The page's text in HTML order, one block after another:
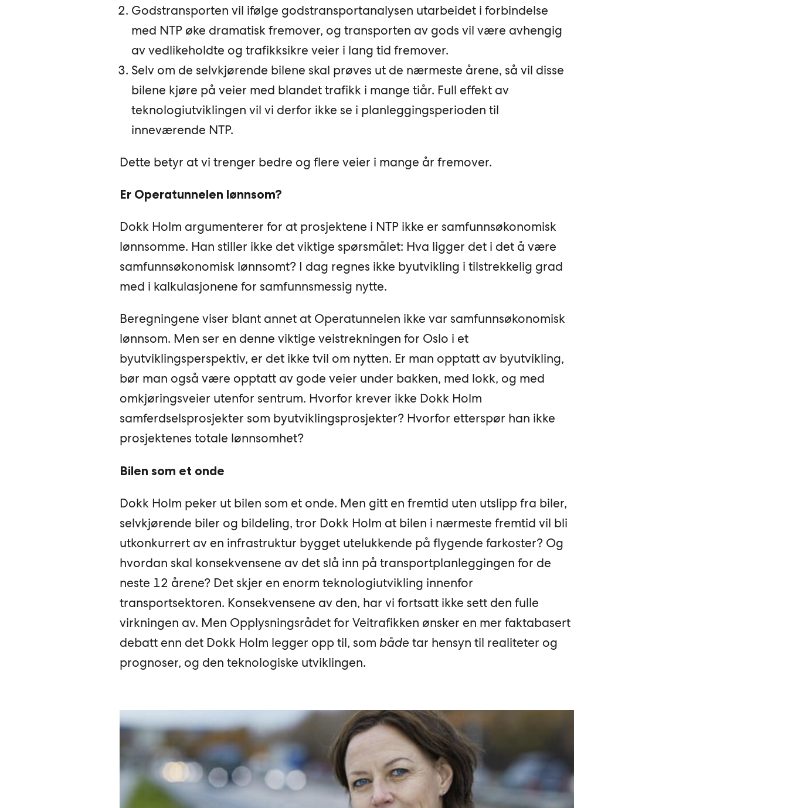
Godstransporten vil ifølge godstransportanalysen utarbeidet i forbindelse
med NTP øke dramatisk fremover, og transporten av gods vil være avhengig
av vedlikeholdte og trafikksikre veier i lang tid fremover.
Selv om de selvkjørende bilene skal prøves ut de nærmeste årene, så vil disse
bilene kjøre på veier med blandet trafikk i mange tiår. Full effekt av
teknologiutviklingen vil vi derfor ikke se i planleggingsperioden til
inneværende NTP.
Dette betyr at vi trenger bedre og flere veier i mange år fremover.
Er Operatunnelen lønnsom?
Dokk Holm argumenterer for at prosjektene i NTP ikke er samfunnsøkonomisk
lønnsomme. Han stiller ikke det viktige spørsmålet: Hva ligger det i det å være
samfunnsøkonomisk lønnsomt? I dag regnes ikke byutvikling i tilstrekkelig grad
med i kalkulasjonene for samfunnsmessig nytte.
Beregningene viser blant annet at Operatunnelen ikke var samfunnsøkonomisk
lønnsom. Men ser en denne viktige veistrekningen for Oslo i et
byutviklingsperspektiv, er det ikke tvil om nytten. Er man opptatt av byutvikling,
bør man også være opptatt av gode veier under bakken, med lokk, og med
omkjøringsveier utenfor sentrum. Hvorfor krever ikke Dokk Holm
samferdselsprosjekter som byutviklingsprosjekter? Hvorfor etterspør han ikke
prosjektenes totale lønnsomhet?
Bilen som et onde
Dokk Holm peker ut bilen som et onde. Men gitt en fremtid uten utslipp fra biler,
selvkjørende biler og bildeling, tror Dokk Holm at bilen i nærmeste fremtid vil bli
utkonkurrert av en infrastruktur bygget utelukkende på flygende farkoster? Og
hvordan skal konsekvensene av det slå inn på transportplanleggingen for de
neste 12 årene? Det skjer en enorm teknologiutvikling innenfor
transportsektoren. Konsekvensene av den, har vi fortsatt ikke sett den fulle
virkningen av. Men Opplysningsrådet for Veitrafikken ønsker en mer faktabasert
debatt enn det Dokk Holm legger opp til, som både tar hensyn til realiteter og
prognoser, og den teknologiske utviklingen.